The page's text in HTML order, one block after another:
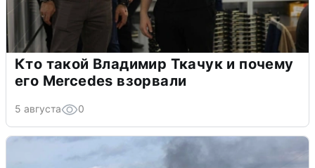
Кто такой Владимир Ткачук и почему
его Mercedes взорвали
5 августа 0